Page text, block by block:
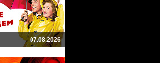
07.08.2026